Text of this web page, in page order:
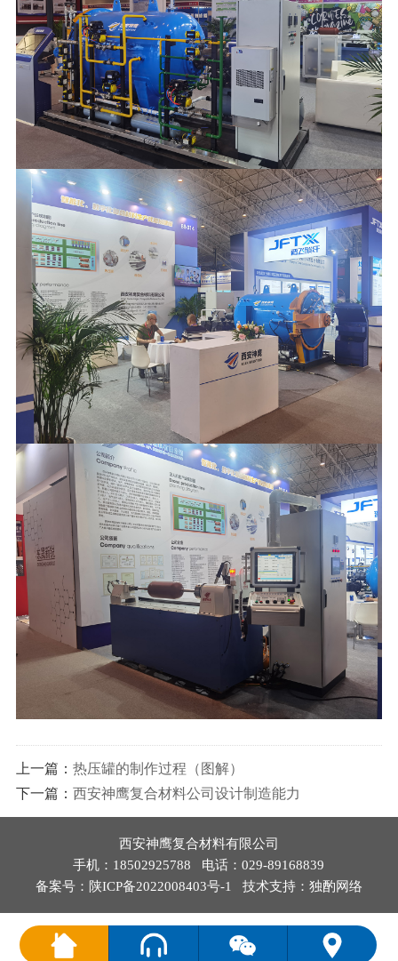
上一篇： 热压罐的制作过程（图解）
下一篇： 西安神鹰复合材料公司设计制造能力
西安神鹰复合材料有限公司
手机：18502925788 电话：029-89168839
备案号： 陕ICP备2022008403号-1 技术支持： 独酌网络